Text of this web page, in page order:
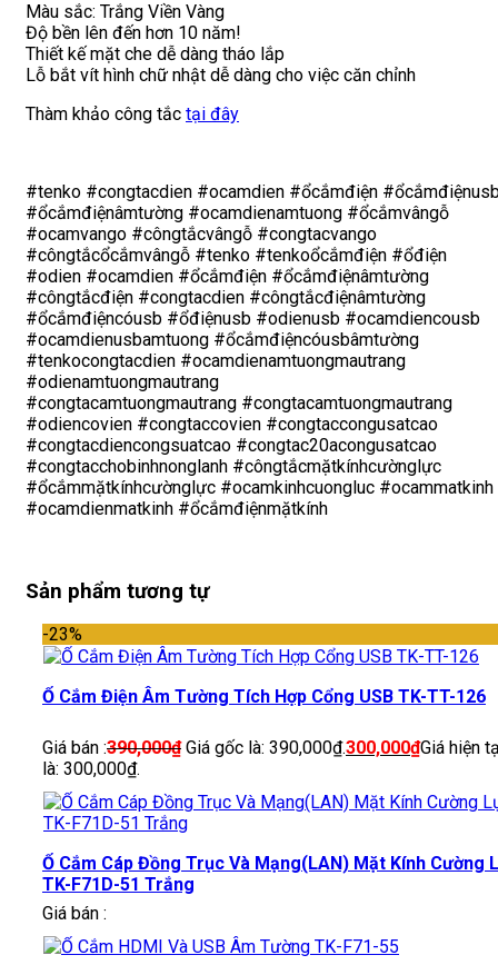
Màu sắc: Trắng Viền Vàng
Độ bền lên đến hơn 10 năm!
Thiết kế mặt che dễ dàng tháo lắp
Lỗ bắt vít hình chữ nhật dễ dàng cho việc căn chỉnh
Thàm khảo công tắc tại đây
#tenko #congtacdien #ocamdien #ổcắmđiện
#ổcắmđiệnâmtường #ocamdienamtuong #ổcắmvângỗ
#ocamvango #côngtắcvângỗ #congtacvango
#côngtắcổcắmvângỗ #tenko #tenkoổcắmđiện #ổđiện
#odien #ocamdien #ổcắmđiện #ổcắmđiệnâmtường
#côngtắcđiện #congtacdien #côngtắcđiệnâmtường
#ổcắmđiệncóusb #ổđiệnusb #odienusb #ocamdiencousb
#ocamdienusbamtuong #ổcắmđiệncóusbâmtường
#tenkocongtacdien #ocamdienamtuongmautrang
#odienamtuongmautrang
#congtacamtuongmautrang #congtacamtuongmautrang
#odiencovien #congtaccovien #congtaccongusatcao
#congtacdiencongsuatcao #congtac20acongusatcao
#congtacchobinhnonglanh #côngtắcmặtkínhcườnglực
#ổcắmmặtkínhcườnglực #ocamkinhcuongluc #ocammatkinh
#ocamdienmatkinh #ổcắmđiệnmặtkính
Sản phẩm tương tự
-23%
Ổ Cắm Điện Âm Tường Tích Hợp Cổng USB TK-TT-126
Giá bán :390,000₫ Giá gốc là: 390,000₫.300,000₫Giá hiện
là: 300,000₫.
Ổ Cắm Cáp Đồng Trục Và Mạng(LAN) Mặt Kính Cường
TK-F71D-51 Trắng
Giá bán :